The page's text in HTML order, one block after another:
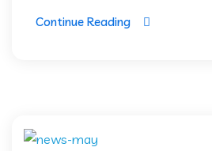
Continue Reading